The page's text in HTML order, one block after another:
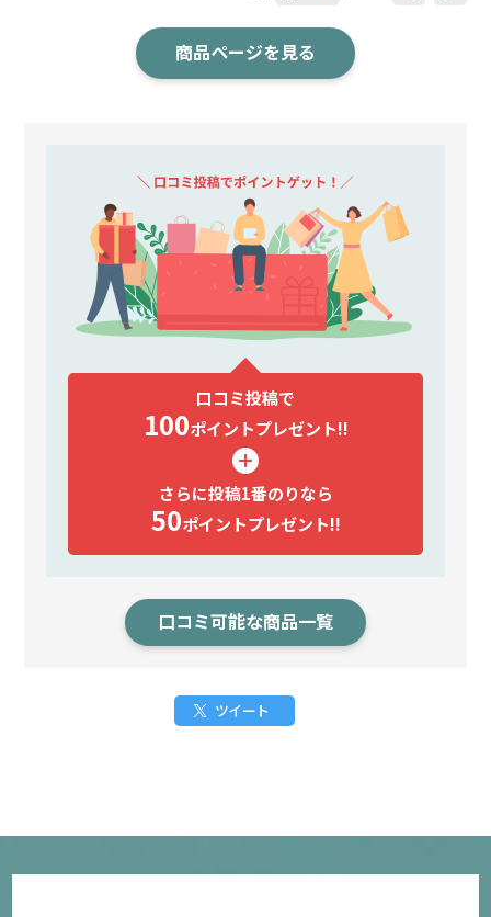
商品ページを見る
口コミ投稿で
100ポイントプレゼント!!
さらに投稿1番のりなら
50ポイントプレゼント!!
口コミ可能な商品一覧
ツイート